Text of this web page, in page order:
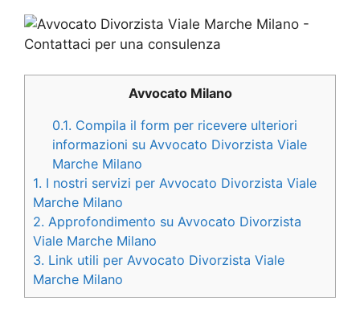
Avvocato Milano
0.1. Compila il form per ricevere ulteriori
informazioni su Avvocato Divorzista Viale
Marche Milano
1. I nostri servizi per Avvocato Divorzista Viale
Marche Milano
2. Approfondimento su Avvocato Divorzista
Viale Marche Milano
3. Link utili per Avvocato Divorzista Viale
Marche Milano